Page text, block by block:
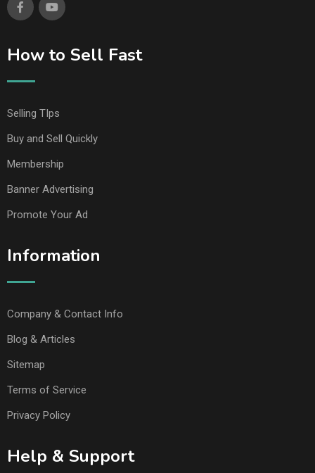
How to Sell Fast
Selling TIps
Buy and Sell Quickly
Membership
Banner Advertising
Promote Your Ad
Information
Company & Contact Info
Blog & Articles
Sitemap
Terms of Service
Privacy Policy
Help & Support